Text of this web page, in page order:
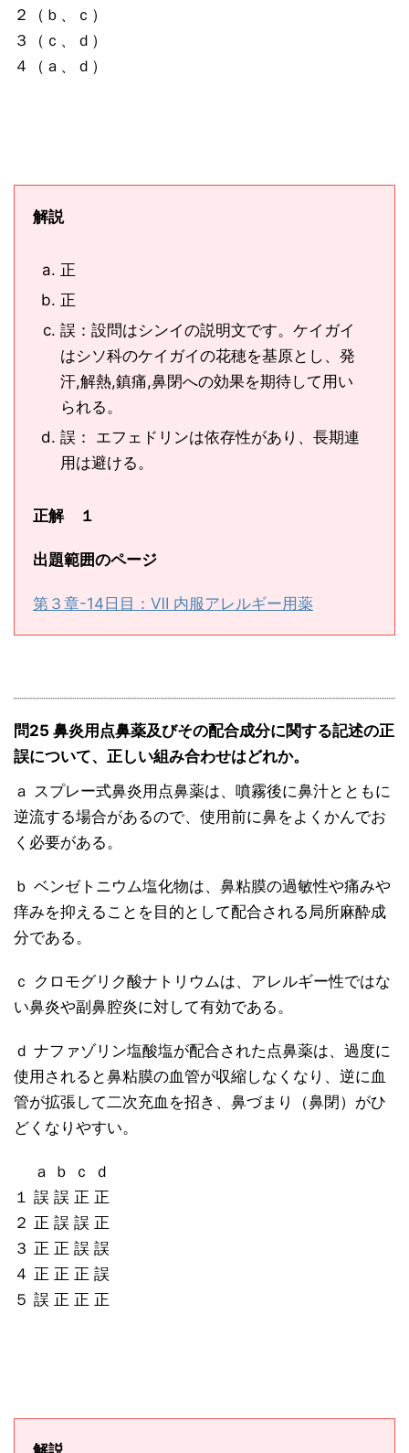
２（ｂ、ｃ）
３（ｃ、ｄ）
４（ａ、ｄ）
解説
正
正
誤：設問はシンイの説明文です。ケイガイ
はシソ科のケイガイの花穂を基原とし、発
汗,解熱,鎮痛,鼻閉への効果を期待して用い
られる。
誤： エフェドリンは依存性があり、長期連
用は避ける。
正解 １
出題範囲のページ
第３章-14日目：Ⅶ 内服アレルギー用薬
問25 鼻炎用点鼻薬及びその配合成分に関する記述の正
誤について、正しい組み合わせはどれか。
ａ スプレー式鼻炎用点鼻薬は、噴霧後に鼻汁とともに
逆流する場合があるので、使用前に鼻をよくかんでお
く必要がある。
ｂ ベンゼトニウム塩化物は、鼻粘膜の過敏性や痛みや
痒みを抑えることを目的として配合される局所麻酔成
分である。
ｃ クロモグリク酸ナトリウムは、アレルギー性ではな
い鼻炎や副鼻腔炎に対して有効である。
ｄ ナファゾリン塩酸塩が配合された点鼻薬は、過度に
使用されると鼻粘膜の血管が収縮しなくなり、逆に血
管が拡張して二次充血を招き、鼻づまり（鼻閉）がひ
どくなりやすい。
ａ ｂ ｃ ｄ
１ 誤 誤 正 正
２ 正 誤 誤 正
３ 正 正 誤 誤
４ 正 正 正 誤
５ 誤 正 正 正